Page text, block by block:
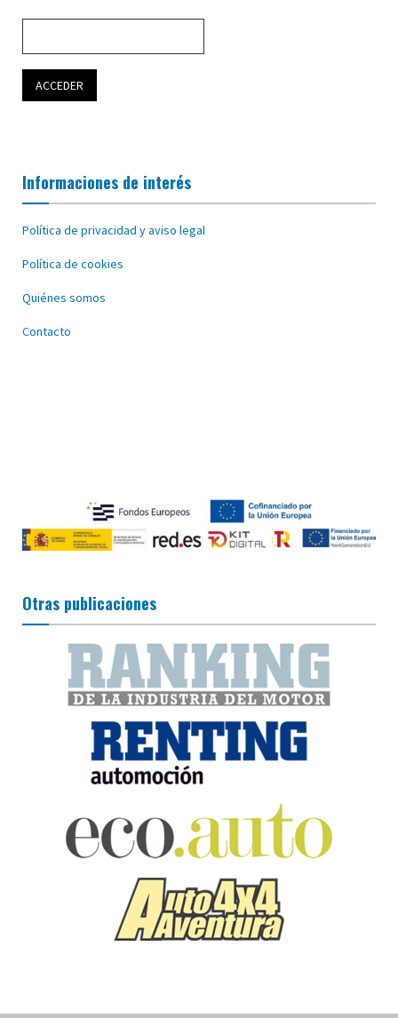
Informaciones de interés
Política de privacidad y aviso legal
Política de cookies
Quiénes somos
Contacto
Otras publicaciones